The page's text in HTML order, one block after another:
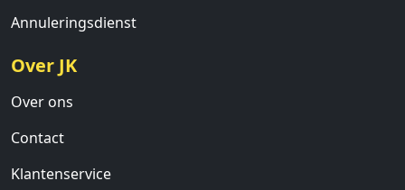
Annuleringsdienst
Over JK
Over ons
Contact
Klantenservice